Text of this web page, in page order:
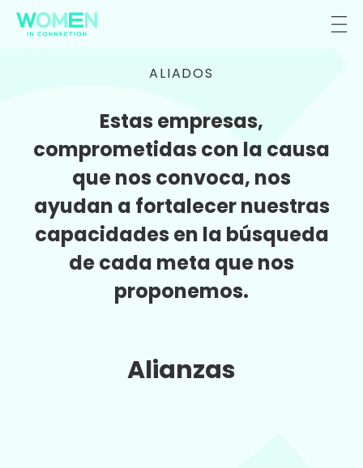
ALIADOS
Estas empresas,
comprometidas con la causa
que nos convoca, nos
ayudan a fortalecer nuestras
capacidades en la búsqueda
de cada meta que nos
proponemos.
Alianzas